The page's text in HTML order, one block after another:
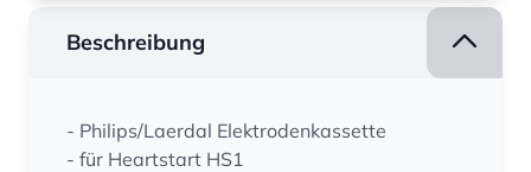
Beschreibung
- Philips/Laerdal Elektrodenkassette
- für Heartstart HS1